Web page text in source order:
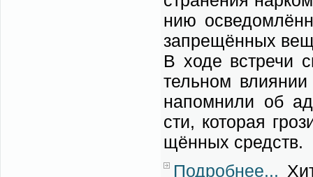
нию
за­пре­щён­ных
В хо­де встре­чи
тель­ном
на­пом­ни­ли об
сти, ко­то­рая
щён­ных средств.
Подробнее...